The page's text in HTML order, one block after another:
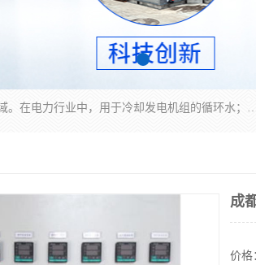
冷却塔广泛应用于工业、电力行业、空调系统等领域。在电力行业中，用于冷却发电机组的循环水；在工业生产中，如化工、冶金等行业，
成
价格